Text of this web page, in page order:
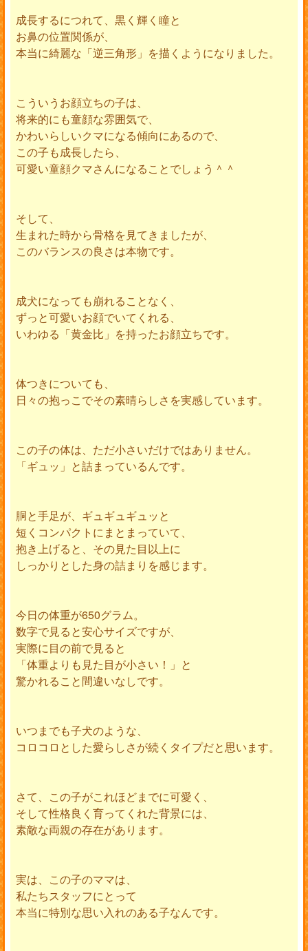
成長するにつれて、黒く輝く瞳と
お鼻の位置関係が、
本当に綺麗な「逆三角形」を描くようになりました。
こういうお顔立ちの子は、
将来的にも童顔な雰囲気で、
かわいらしいクマになる傾向にあるので、
この子も成長したら、
可愛い童顔クマさんになることでしょう＾＾
そして、
生まれた時から骨格を見てきましたが、
このバランスの良さは本物です。
成犬になっても崩れることなく、
ずっと可愛いお顔でいてくれる、
いわゆる「黄金比」を持ったお顔立ちです。
体つきについても、
日々の抱っこでその素晴らしさを実感しています。
この子の体は、ただ小さいだけではありません。
「ギュッ」と詰まっているんです。
胴と手足が、ギュギュギュッと
短くコンパクトにまとまっていて、
抱き上げると、その見た目以上に
しっかりとした身の詰まりを感じます。
今日の体重が650グラム。
数字で見ると安心サイズですが、
実際に目の前で見ると
「体重よりも見た目が小さい！」と
驚かれること間違いなしです。
いつまでも子犬のような、
コロコロとした愛らしさが続くタイプだと思います。
さて、この子がこれほどまでに可愛く、
そして性格良く育ってくれた背景には、
素敵な両親の存在があります。
実は、この子のママは、
私たちスタッフにとって
本当に特別な思い入れのある子なんです。